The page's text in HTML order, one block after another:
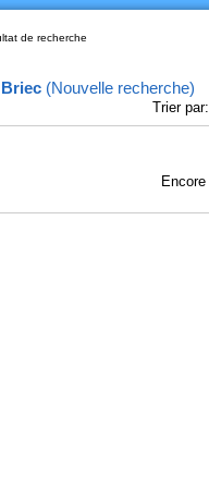
de recherche
Briec(Nouvelle recherche)
Trier par:
Encore